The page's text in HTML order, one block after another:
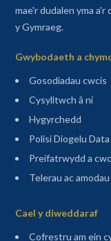
mae'r dudalen yma
y Gymraeg.
Gwybodaeth a
Gosodiadau cwcis
Cysylltwch â ni
Hygyrchedd
Polisi Diogelu
Preifatrwydd a
Telerau ac amodau
Cael y diweddaraf
Cofrestru am ein